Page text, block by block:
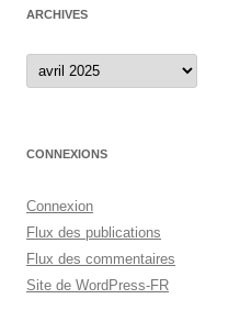
ARCHIVES
Archives
CONNEXIONS
Connexion
Flux des publications
Flux des commentaires
Site de WordPress-FR